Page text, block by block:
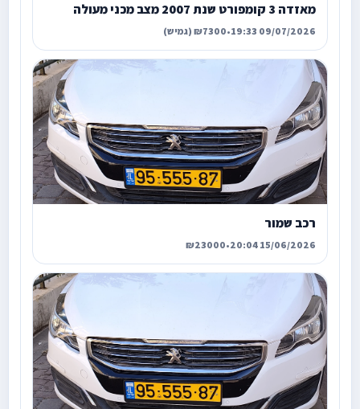
מאזדה 3 קומפורט שנת 2007 מצב מכני מעולה
09/07/2026 19:33
•₪7300 (גמיש)
רכב שמור
15/06/2026 20:04
•
₪23000